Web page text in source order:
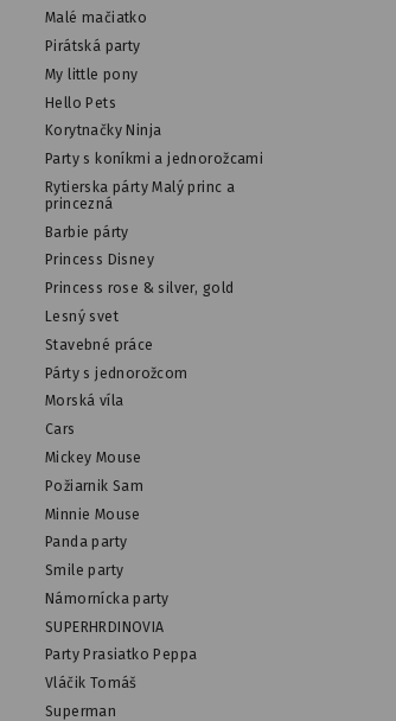
Malé mačiatko
Pirátská party
My little pony
Hello Pets
Korytnačky Ninja
Party s koníkmi a jednorožcami
Rytierska párty Malý princ a
princezná
Barbie párty
Princess Disney
Princess rose & silver, gold
Lesný svet
Stavebné práce
Párty s jednorožcom
Morská víla
Cars
Mickey Mouse
Požiarnik Sam
Minnie Mouse
Panda party
Smile party
Námornícka party
SUPERHRDINOVIA
Party Prasiatko Peppa
Vláčik Tomáš
Superman